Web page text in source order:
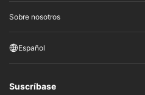
Sobre nosotros
Español
Suscríbase